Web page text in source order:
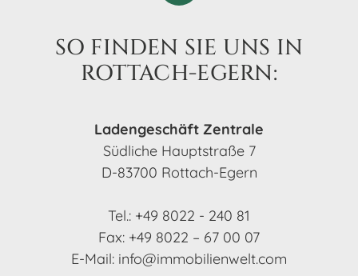
SO FINDEN SIE UNS IN
ROTTACH-EGERN:
Laden­ge­schäft Zentrale
Südli­che Haupt­straße 7
D-83700 Rottach-Egern
Tel.: +49 8022 - 240 81
Fax: +49 8022 – 67 00 07
E-Mail: info@​immobilienwelt.​com